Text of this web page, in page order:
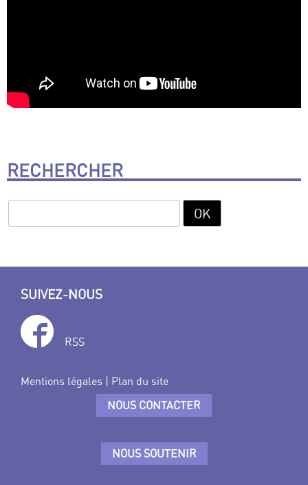
RECHERCHER
SUIVEZ-NOUS
RSS
Mentions légales | Plan du site
NOUS CONTACTER
NOUS SOUTENIR